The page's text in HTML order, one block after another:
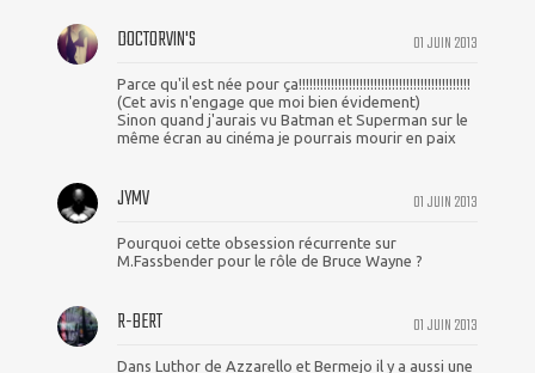
01 JUIN 2013
DOCTORVIN'S
Parce qu'il est née pour ça!!!!!!!!!!!!!!!!!!!!!!!!!!!!!!!!!!!!!!!!!!!!!!!!
(Cet avis n'engage que moi bien évidement)
Sinon quand j'aurais vu Batman et Superman sur le
même écran au cinéma je pourrais mourir en paix
01 JUIN 2013
JYMV
Pourquoi cette obsession récurrente sur
M.Fassbender pour le rôle de Bruce Wayne ?
01 JUIN 2013
R-BERT
Dans Luthor de Azzarello et Bermejo il y a aussi une